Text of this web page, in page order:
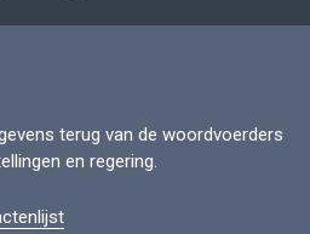
terug van de woordvoerders
en regering.